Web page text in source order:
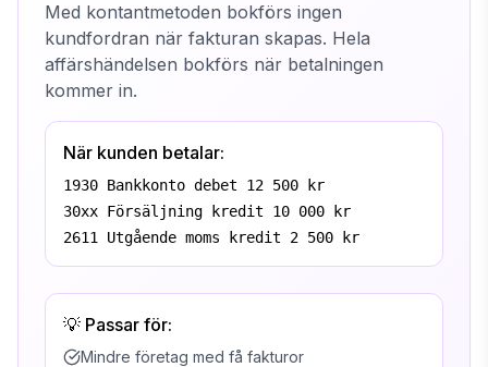
Med kontantmetoden bokförs ingen
kundfordran när fakturan skapas. Hela
affärshändelsen bokförs när betalningen
kommer in.
När kunden betalar:
1930 Bankkonto debet 12 500 kr
30xx Försäljning kredit 10 000 kr
2611 Utgående moms kredit 2 500 kr
💡 Passar för:
Mindre företag med få fakturor